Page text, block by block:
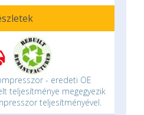
- eredeti OE
teljesítménye megegyezik
teljesítményével.